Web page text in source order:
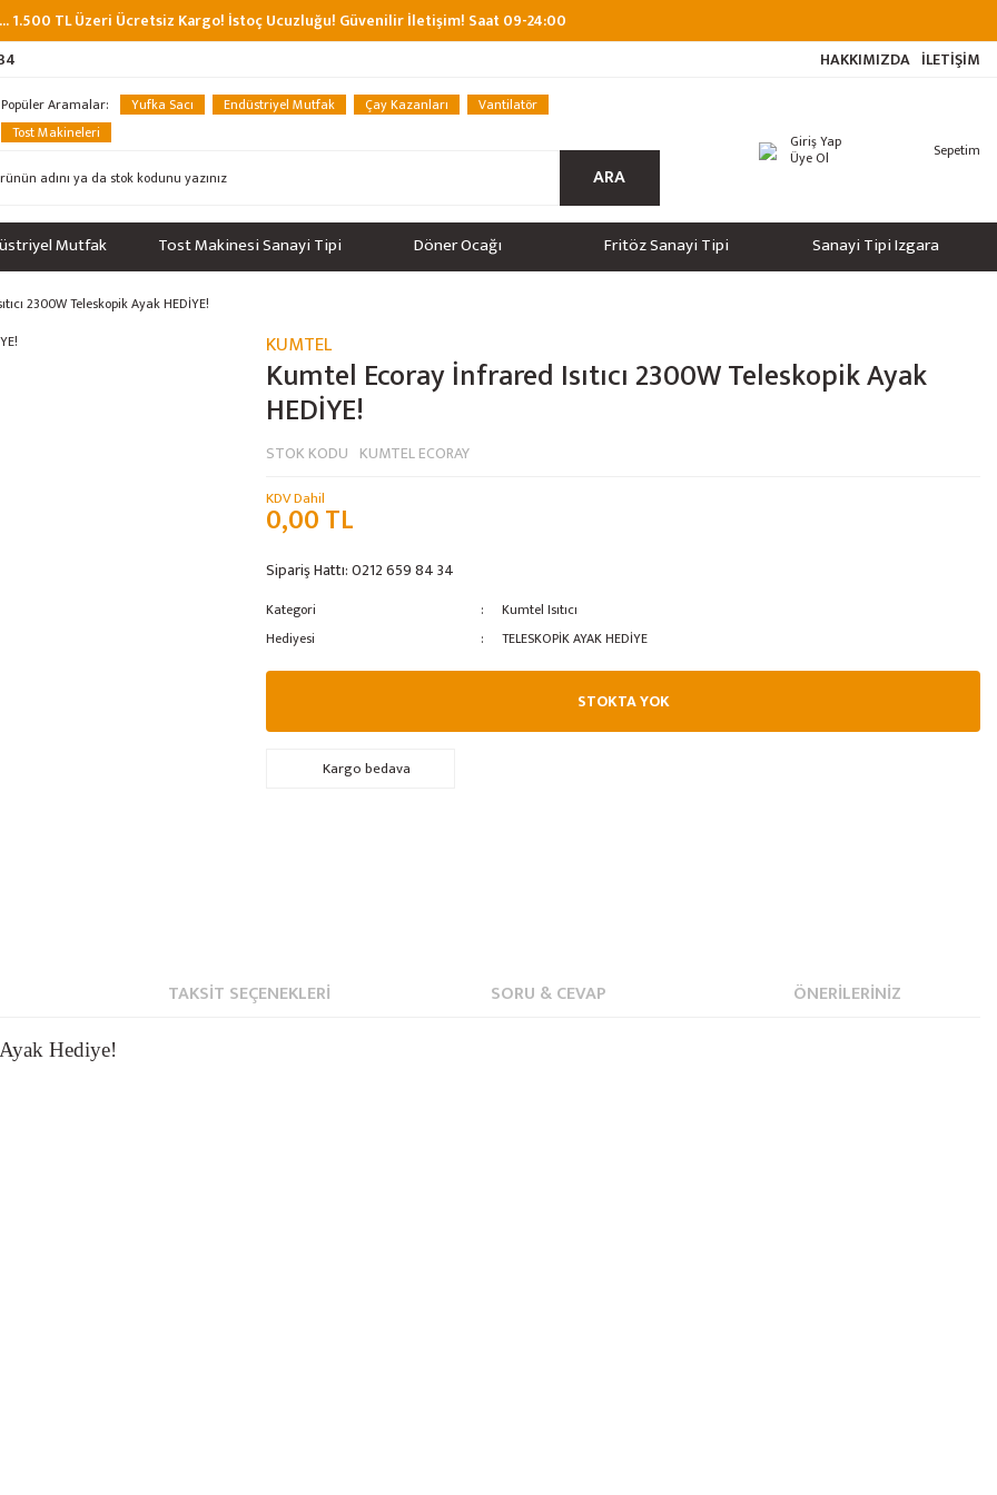
1.500 TL Üzeri Ücretsiz Kargo! İstoç Ucuzluğu! Güvenilir İletişim! Saat 09-24:00
HAKKIMIZDA İLETİŞİM
Popüler Aramalar: Yufka Sacı Endüstriyel Mutfak Çay Kazanları
Vantilatör
Tost Makineleri
ARA
Giriş Yap
Üye Ol Sepetim
Mutfak Tost Makinesi Sanayi Tipi Döner Ocağı Fritöz Sanayi Tipi Sanayi Tipi Izgara
2300W Teleskopik Ayak HEDİYE!
KUMTEL
Kumtel Ecoray İnfrared Isıtıcı 2300W Teleskopik Ayak
HEDİYE!
STOK KODU KUMTEL ECORAY
KDV Dahil
0,00 TL
Sipariş Hattı:0212 659 84 34
Kategori
Kumtel Isıtıcı
Hediyesi
TELESKOPİK AYAK HEDİYE
STOKTA YOK
Kargo bedava
TAKSIT SEÇENEKLERI SORU & CEVAP ÖNERILERINIZ
Hediye!